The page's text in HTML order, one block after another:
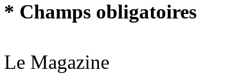
* Champs obligatoires
Le Magazine